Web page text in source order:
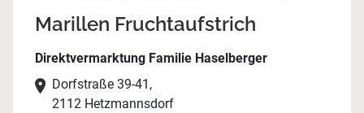
Marillen Fruchtaufstrich
Direktvermarktung Familie Haselberger
Dorfstraße 39-41,
2112 Hetzmannsdorf